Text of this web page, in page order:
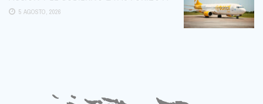
SEGUIR OPERANDO
5 AGOSTO, 2026